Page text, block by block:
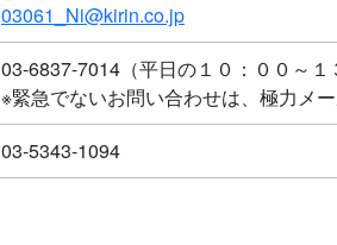
03061_Ni@kirin.co.jp
03-6837-7014（平日の１０：００～１
※緊急でないお問い合わせは、極力メ
03-5343-1094